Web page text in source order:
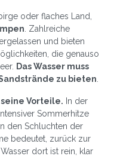
oder flaches Land,
. Zahlreiche
und bieten
die genauso
Das Wasser muss
zu bieten
Vorteile. In der
Sommerhitze
den Schluchten der
bedeutet, zurück zur
dort ist rein, klar